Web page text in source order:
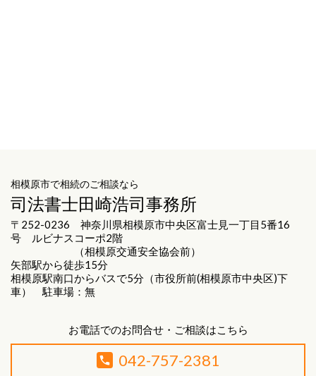
相模原市で相続のご相談なら
司法書士田崎浩司事務所
〒252-0236 神奈川県相模原市中央区富士見一丁目5番16
号 ルビナスコーポ2階
（相模原交通安全協会前）
矢部駅から徒歩15分
相模原駅南口からバスで5分（市役所前(相模原市中央区)下
車） 駐車場：無
お電話でのお問合せ・ご相談はこちら
042-757-2381